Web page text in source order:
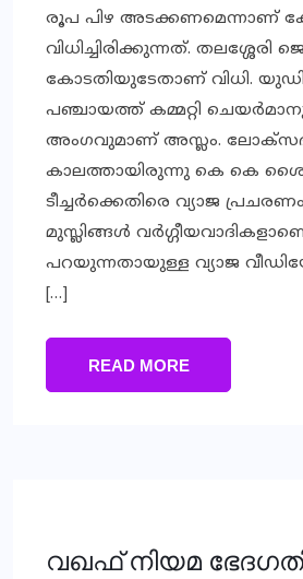
രൂപ പിഴ അടക്കണമെന്നാണ്
വിധിച്ചിരിക്കുന്നത്. തലശ്ശേരി
കോടതിയുടേതാണ് വിധി.
പഞ്ചായത്ത് കമ്മറ്റി
അംഗവുമാണ് അസ്ലം.
കാലത്തായിരുന്നു കെ കെ
ടീച്ചര്‍ക്കെതിരെ വ്യാജ
മുസ്ലിങ്ങള്‍
പറയുന്നതായുള്ള വ്യാജ
[…]
READ MORE
വഖഫ് നിയമ